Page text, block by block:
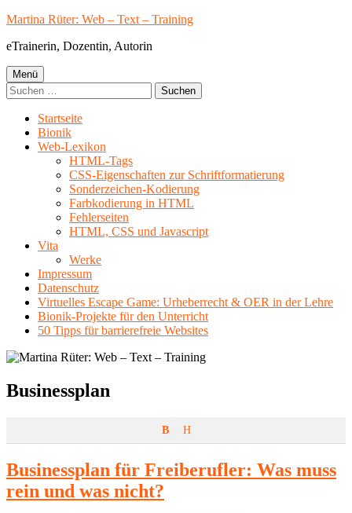
Springe
Inhalt
Martina Rüter: Web – Text – Training
eTrainerin, Dozentin, Autorin
Primäres
Menü
Menü
Suchen
nach:
Startseite
Bionik
Web-Lexikon
HTML-Tags
CSS-Eigenschaften zur Schriftformatierung
Sonderzeichen-Kodierung
Farbkodierung in HTML
Fehlerseiten
HTML, CSS und Javascript
Vita
Werke
Impressum
Datenschutz
Virtuelles Escape Game: Urheberrecht & OER in der Lehre
Bionik-Projekte für den Unterricht
50 Tipps für barrierefreie Websites
Schlagwort:
Businessplan
B H
Businessplan für Freiberufler: Was muss
rein und was nicht?